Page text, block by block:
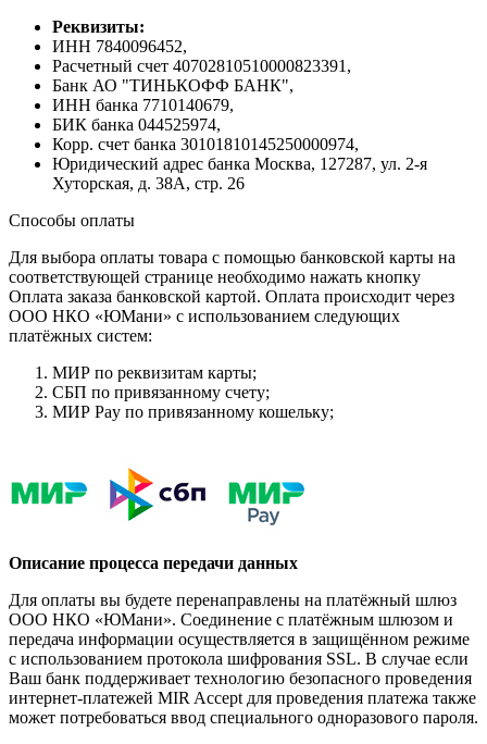
Реквизиты:
ИНН 7840096452,
Расчетный счет 40702810510000823391,
Банк АО "ТИНЬКОФФ БАНК",
ИНН банка 7710140679,
БИК банка 044525974,
Корр. счет банка 30101810145250000974,
Юридический адрес банка Москва, 127287, ул. 2-я
Хуторская, д. 38А, стр. 26
Способы оплаты
Для выбора оплаты товара с помощью банковской карты на
соответствующей странице необходимо нажать кнопку
Оплата заказа банковской картой. Оплата происходит через
ООО НКО «ЮМани» с использованием следующих
платёжных систем:
МИР по реквизитам карты;
СБП по привязанному счету;
МИР Pay по привязанному кошельку;
Описание процесса передачи данных
Для оплаты вы будете перенаправлены на платёжный шлюз
ООО НКО «ЮМани». Соединение с платёжным шлюзом и
передача информации осуществляется в защищённом режиме
с использованием протокола шифрования SSL. В случае если
Ваш банк поддерживает технологию безопасного проведения
интернет-платежей MIR Accept для проведения платежа также
может потребоваться ввод специального одноразового пароля.